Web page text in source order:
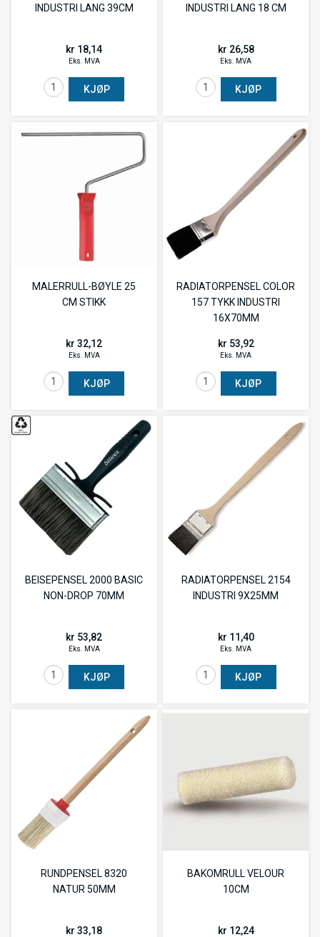
INDUSTRI LANG 39CM
kr 18,14
Eks. MVA
KJØP
INDUSTRI LANG 18 CM
kr 26,58
Eks. MVA
KJØP
MALERRULL-BØYLE 25
CM STIKK
kr 32,12
Eks. MVA
KJØP
RADIATORPENSEL COLOR
157 TYKK INDUSTRI
16X70MM
kr 53,92
Eks. MVA
KJØP
BEISEPENSEL 2000 BASIC
NON-DROP 70MM
kr 53,82
Eks. MVA
KJØP
RADIATORPENSEL 2154
INDUSTRI 9X25MM
kr 11,40
Eks. MVA
KJØP
RUNDPENSEL 8320
NATUR 50MM
kr 33,18
BAKOMRULL VELOUR
10CM
kr 12,24